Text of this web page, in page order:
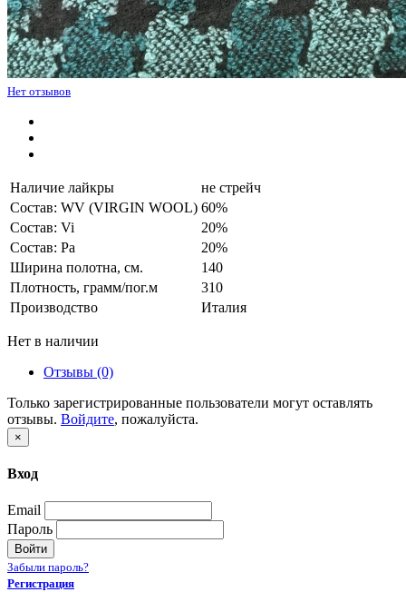
Нет отзывов
Наличие лайкры
не стрейч
Состав: WV (VIRGIN WOOL) 60%
Состав: Vi
20%
Состав: Pa
20%
Ширина полотна, см.
140
Плотность, грамм/пог.м
310
Производство
Италия
Нет в наличии
Отзывы (0)
Только зарегистрированные пользователи могут оставлять
отзывы. Войдите, пожалуйста.
×
Вход
Email
Пароль
Войти
Забыли пароль?
Регистрация